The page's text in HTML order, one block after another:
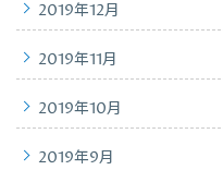
2019年12月
2019年11月
2019年10月
2019年9月